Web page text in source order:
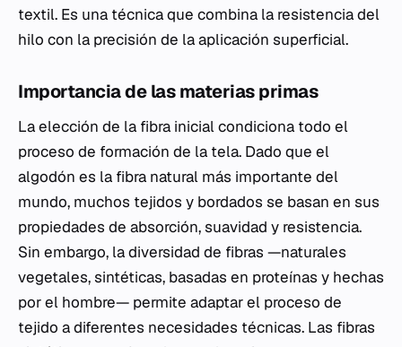
textil. Es una técnica que combina la resistencia del
hilo con la precisión de la aplicación superficial.
Importancia de las materias primas
La elección de la fibra inicial condiciona todo el
proceso de formación de la tela. Dado que el
algodón es la fibra natural más importante del
mundo, muchos tejidos y bordados se basan en sus
propiedades de absorción, suavidad y resistencia.
Sin embargo, la diversidad de fibras —naturales
vegetales, sintéticas, basadas en proteínas y hechas
por el hombre— permite adaptar el proceso de
tejido a diferentes necesidades técnicas. Las fibras